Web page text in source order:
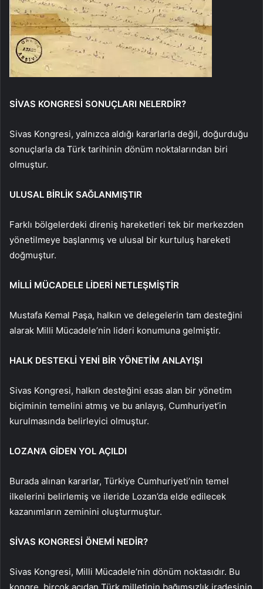
SİVAS KONGRESİ SONUÇLARI NELERDİR?
Sivas Kongresi, yalnızca aldığı kararlarla değil, doğurduğu
sonuçlarla da Türk tarihinin dönüm noktalarından biri
olmuştur.
ULUSAL BİRLİK SAĞLANMIŞTIR
Farklı bölgelerdeki direniş hareketleri tek bir merkezden
yönetilmeye başlanmış ve ulusal bir kurtuluş hareketi
doğmuştur.
MİLLİ MÜCADELE LİDERİ NETLEŞMİŞTİR
Mustafa Kemal Paşa, halkın ve delegelerin tam desteğini
alarak Milli Mücadele’nin lideri konumuna gelmiştir.
HALK DESTEKLİ YENİ BİR YÖNETİM ANLAYIŞI
Sivas Kongresi, halkın desteğini esas alan bir yönetim
biçiminin temelini atmış ve bu anlayış, Cumhuriyet’in
kurulmasında belirleyici olmuştur.
LOZAN’A GİDEN YOL AÇILDI
Burada alınan kararlar, Türkiye Cumhuriyeti’nin temel
ilkelerini belirlemiş ve ileride Lozan’da elde edilecek
kazanımların zeminini oluşturmuştur.
SİVAS KONGRESİ ÖNEMİ NEDİR?
Sivas Kongresi, Milli Mücadele’nin dönüm noktasıdır. Bu
kongre, birçok açıdan Türk milletinin bağımsızlık iradesinin